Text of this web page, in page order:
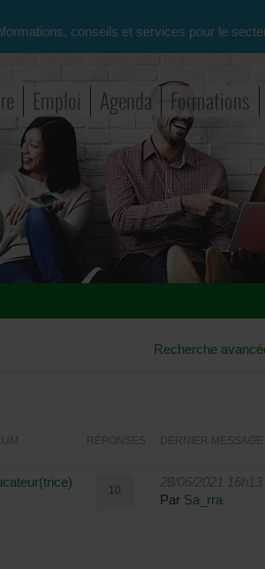
conseils et services pour le
Emploi Agenda Formations
Recherche
RÉPONSES DERNIER MESSAGE
10
28/06/2021 16h13
Par Sa_rra